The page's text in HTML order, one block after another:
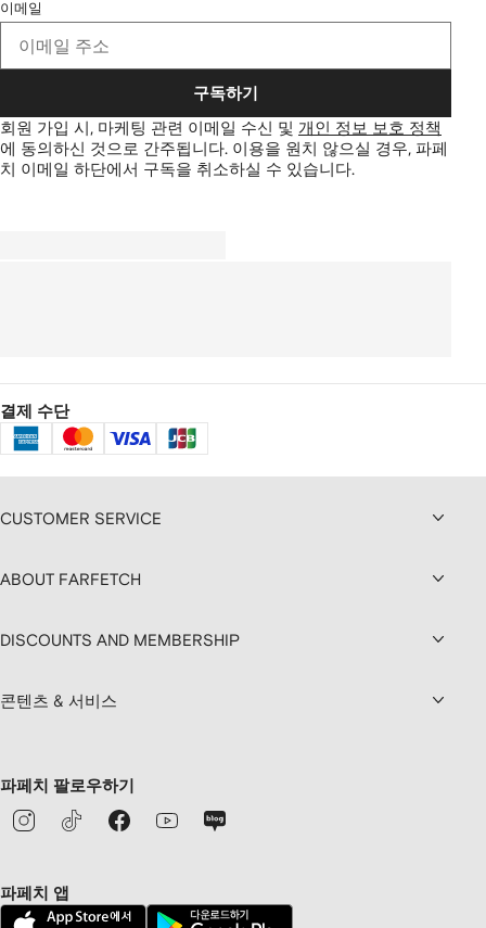
이메일
구독하기
회원 가입 시, 마케팅 관련 이메일 수신 및 개인 정보 보호 정책
에 동의하신 것으로 간주됩니다. 이용을 원치 않으실 경우, 파페
치 이메일 하단에서 구독을 취소하실 수 있습니다.
결제 수단
CUSTOMER SERVICE
ABOUT FARFETCH
DISCOUNTS AND MEMBERSHIP
콘텐츠 & 서비스
파페치 팔로우하기
파페치 앱